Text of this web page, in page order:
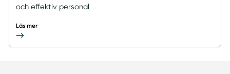
och effektiv personal
Läs mer